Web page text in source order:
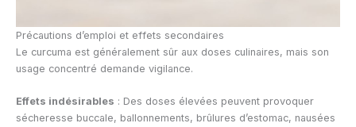
Précautions d’emploi et effets secondaires
Le curcuma est généralement sûr aux doses culinaires, mais son
usage concentré demande vigilance.
Effets indésirables : Des doses élevées peuvent provoquer
sécheresse buccale, ballonnements, brûlures d’estomac, nausées